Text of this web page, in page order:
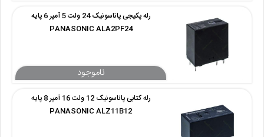
رله پکیجی پاناسونیک 24 ولت 5 آمپر 6 پایه
PANASONIC ALA2PF24
رله کتابی پاناسونیک 12 ولت 16 آمپر 8 پایه
PANASONIC ALZ11B12